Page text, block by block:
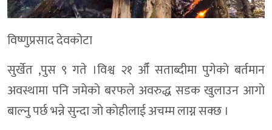
विष्णुप्रसाद देवकोटा
सुर्खेत ,पुस ९ गते ।विश्व २१ औँ सताब्दीमा पुगेकाे बर्तमान
अवस्थामा पनि जमेकाे बरफले अवरुद्ध सडक खुलाउन आगाे
बाल्नु पर्छ भन्ने सुन्दा जाे काेहीलाई अचम्म लाग्न सक्छ ।